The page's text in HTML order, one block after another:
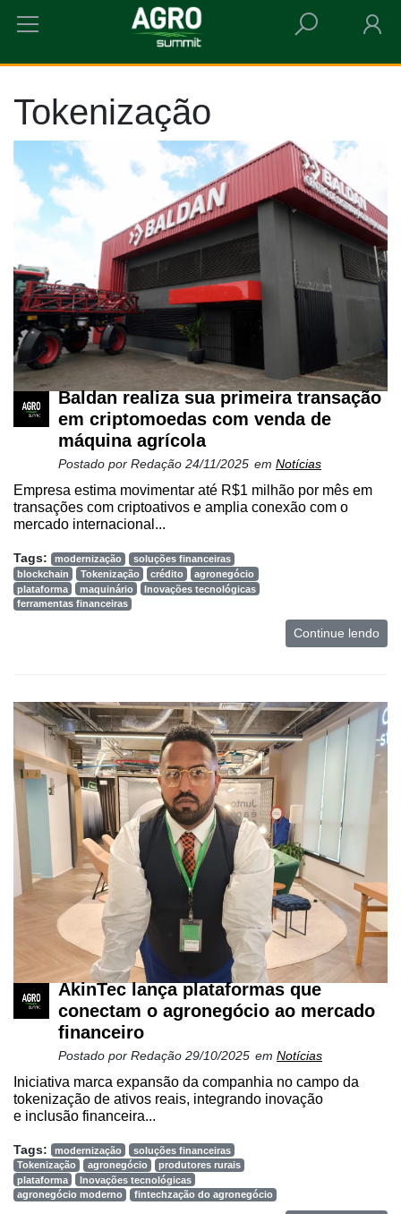
HOME TOKENIZAÇÃO
Tokenização
Baldan realiza sua primeira transação
em criptomoedas com venda de
máquina agrícola
Postado por Redação 24/11/2025 em Notícias
Empresa estima movimentar até R$1 milhão por mês em
transações com criptoativos e amplia conexão com o
mercado internacional...
Tags: modernização
soluções financeiras
blockchain
Tokenização crédito
agronegócio
plataforma
maquinário
Inovações tecnológicas
ferramentas financeiras
Continue lendo
AkinTec lança plataformas que
conectam o agronegócio ao mercado
financeiro
Postado por Redação 29/10/2025 em Notícias
Iniciativa marca expansão da companhia no campo da
tokenização de ativos reais, integrando inovação
e inclusão financeira...
Tags: modernização
soluções financeiras
Tokenização
agronegócio
produtores rurais
plataforma
Inovações tecnológicas
agronegócio moderno
fintechzação do agronegócio